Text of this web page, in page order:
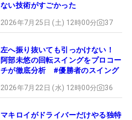
ない技術がすごかった
2026年7月25日 (土) 12時00分 37
左へ振り抜いても引っかけない！
阿部未悠の回転スイングをプロコー
チが徹底分析 #優勝者のスイング
2026年7月22日 (水) 12時00分 36
マキロイがドライバーだけやる独特